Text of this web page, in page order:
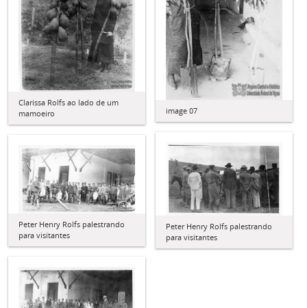
Clarissa Rolfs ao lado de um
mamoeiro
image 07
Peter Henry Rolfs palestrando
para visitantes
Peter Henry Rolfs palestrando
para visitantes